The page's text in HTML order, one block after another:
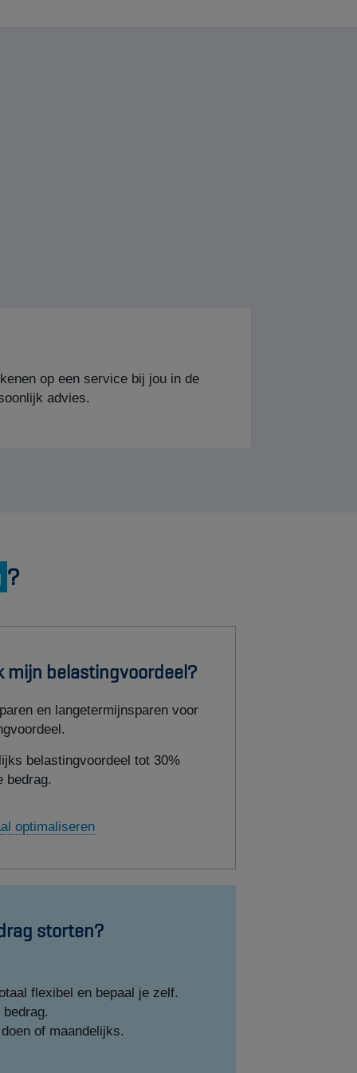
?
mijn belastingvoordeel?
en langetermijnsparen voor
belastingvoordeel tot 30%
bedrag.
optimaliseren
storten?
flexibel en bepaal je zelf.
of maandelijks.